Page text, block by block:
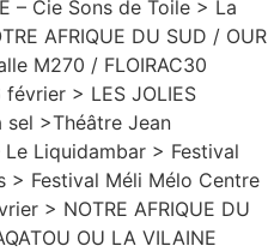
– Cie Sons de Toile > La
AFRIQUE DU SUD / OUR
M270 / FLOIRAC30
février > LES JOLIES
sel >Théâtre Jean
Le Liquidambar > Festival
> Festival Méli Mélo Centre
> NOTRE AFRIQUE DU
OU LA VILAINE